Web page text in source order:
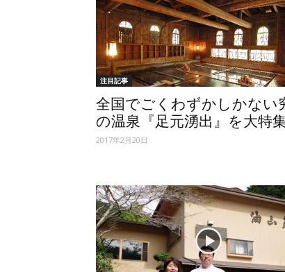
注目記事
全国でごくわずかしかない
の温泉『足元湧出』を大特集
2017年2月20日